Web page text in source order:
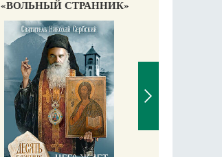
«ВОЛЬНЫЙ СТРАННИК»